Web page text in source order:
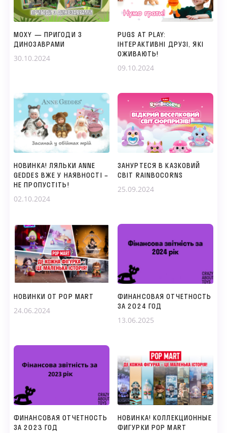
MOXY — ПРИГОДИ З
ДИНОЗАВРАМИ
30.10.2024
PUGS AT PLAY:
ІНТЕРАКТИВНІ ДРУЗІ, ЯКІ
ОЖИВАЮТЬ!
09.10.2024
НОВИНКА! ЛЯЛЬКИ ANNE
GEDDES ВЖЕ У НАЯВНОСТІ –
НЕ ПРОПУСТІТЬ!
02.10.2024
ЗАНУРТЕСЯ В КАЗКОВИЙ
СВІТ RAINBOCORNS
25.09.2024
НОВИНКИ ОТ POP MART
24.06.2024
ФИНАНСОВАЯ ОТЧЕТНОСТЬ
ЗА 2024 ГОД
13.06.2025
ФИНАНСОВАЯ ОТЧЕТНОСТЬ
ЗА 2023 ГОД
НОВИНКА! КОЛЛЕКЦИОННЫЕ
ФИГУРКИ POP MART
Мы свяжемся с вами в